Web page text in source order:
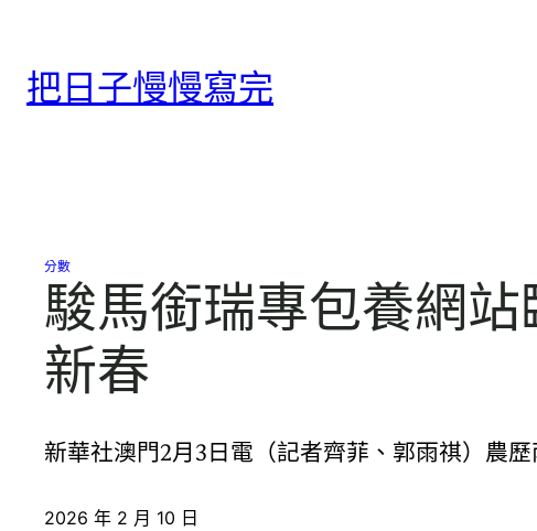
把日子慢慢寫完
分數
駿馬銜瑞專包養網
新春
新華社澳門2月3日電（記者齊菲、郭雨祺）農
2026 年 2 月 10 日